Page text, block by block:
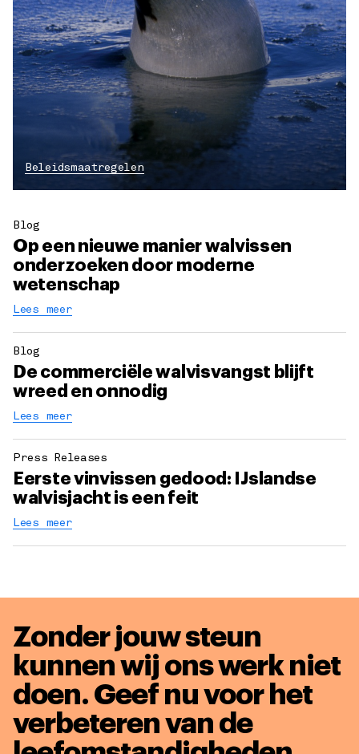
Beleidsmaatregelen
Blog
Op een nieuwe manier walvissen
onderzoeken door moderne
wetenschap
Lees meer
Blog
De commerciële walvisvangst blijft
wreed en onnodig
Lees meer
Press Releases
Eerste vinvissen gedood: IJslandse
walvisjacht is een feit
Lees meer
Zonder jouw steun
kunnen wij ons werk niet
doen. Geef nu voor het
verbeteren van de